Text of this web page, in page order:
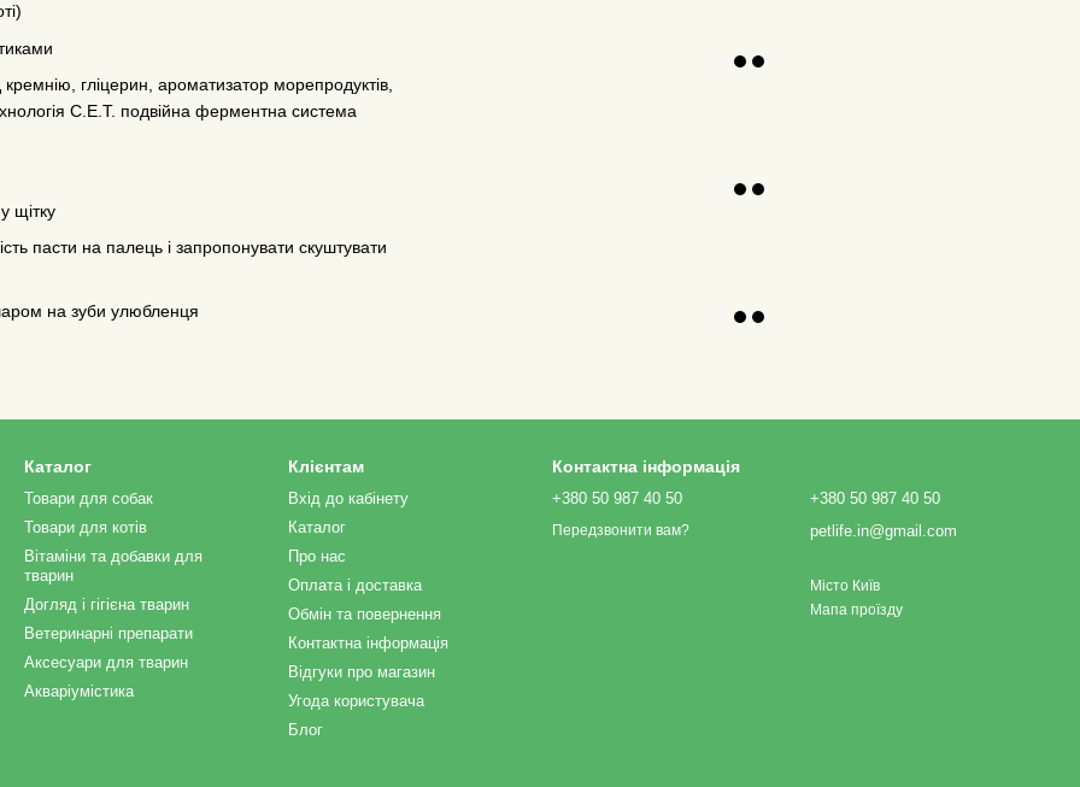
гліцерин, ароматизатор морепродуктів,
C.E.T. подвійна ферментна система
щітку
пасти на палець і запропонувати скуштувати
на зуби улюбленця
Каталог
Товари для собак
Товари для котів
Вітаміни та добавки для
тварин
Догляд і гігієна тварин
Ветеринарні препарати
Аксесуари для тварин
Акваріумістика
Клієнтам
Вхід до кабінету
Каталог
Про нас
Оплата і доставка
Обмін та повернення
Контактна інформація
Відгуки про магазин
Угода користувача
Блог
Контактна інформація
+380 50 987 40 50
Передзвонити вам?
+380 50 987 40 50
petlife.in@gmail.com
Місто Київ
Мапа проїзду